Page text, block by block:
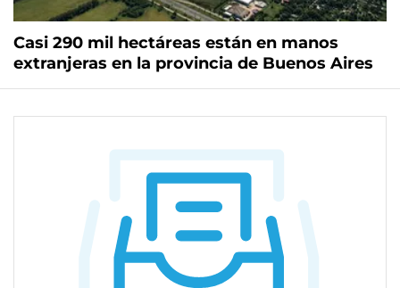
Casi 290 mil hectáreas están en manos
extranjeras en la provincia de Buenos Aires